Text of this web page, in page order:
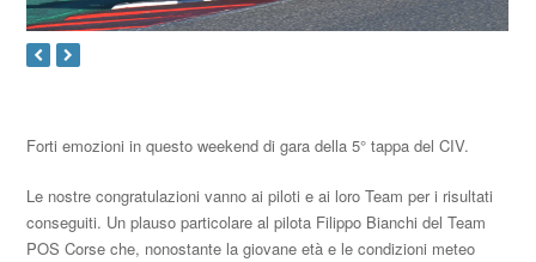
Forti emozioni in questo weekend di gara della 5° tappa del CIV.
Le nostre congratulazioni vanno ai piloti e ai loro Team per i risultati
conseguiti. Un plauso particolare al pilota Filippo Bianchi del Team
POS Corse che, nonostante la giovane età e le condizioni meteo